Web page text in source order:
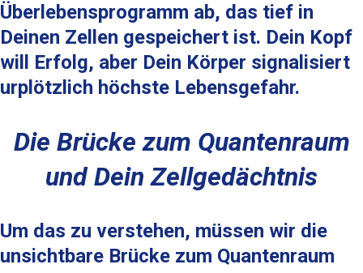
Überlebensprogramm ab, das tief in
Deinen Zellen gespeichert ist. Dein Kopf
will Erfolg, aber Dein Körper signalisiert
urplötzlich höchste Lebensgefahr.
Die Brücke zum Quantenraum
und Dein Zellgedächtnis
Um das zu verstehen, müssen wir die
unsichtbare Brücke zum Quantenraum